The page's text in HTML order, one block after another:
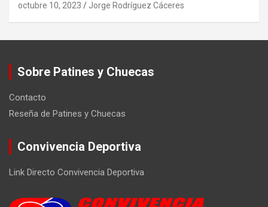
octubre 10, 2023 Jorge Rodríguez Cáceres
Sobre Patines y Chuecas
Contacto
Reseña de Patines y Chuecas
Convivencia Deportiva
Link Directo Convivencia Deportiva